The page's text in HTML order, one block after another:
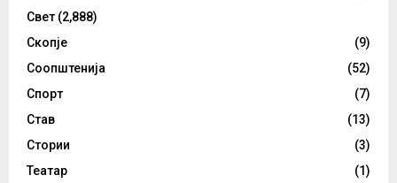
Свет (2,888)
Скопје
(9)
Соопштенија
(52)
Спорт
(7)
Став
(13)
Стории
(3)
Театар
(1)